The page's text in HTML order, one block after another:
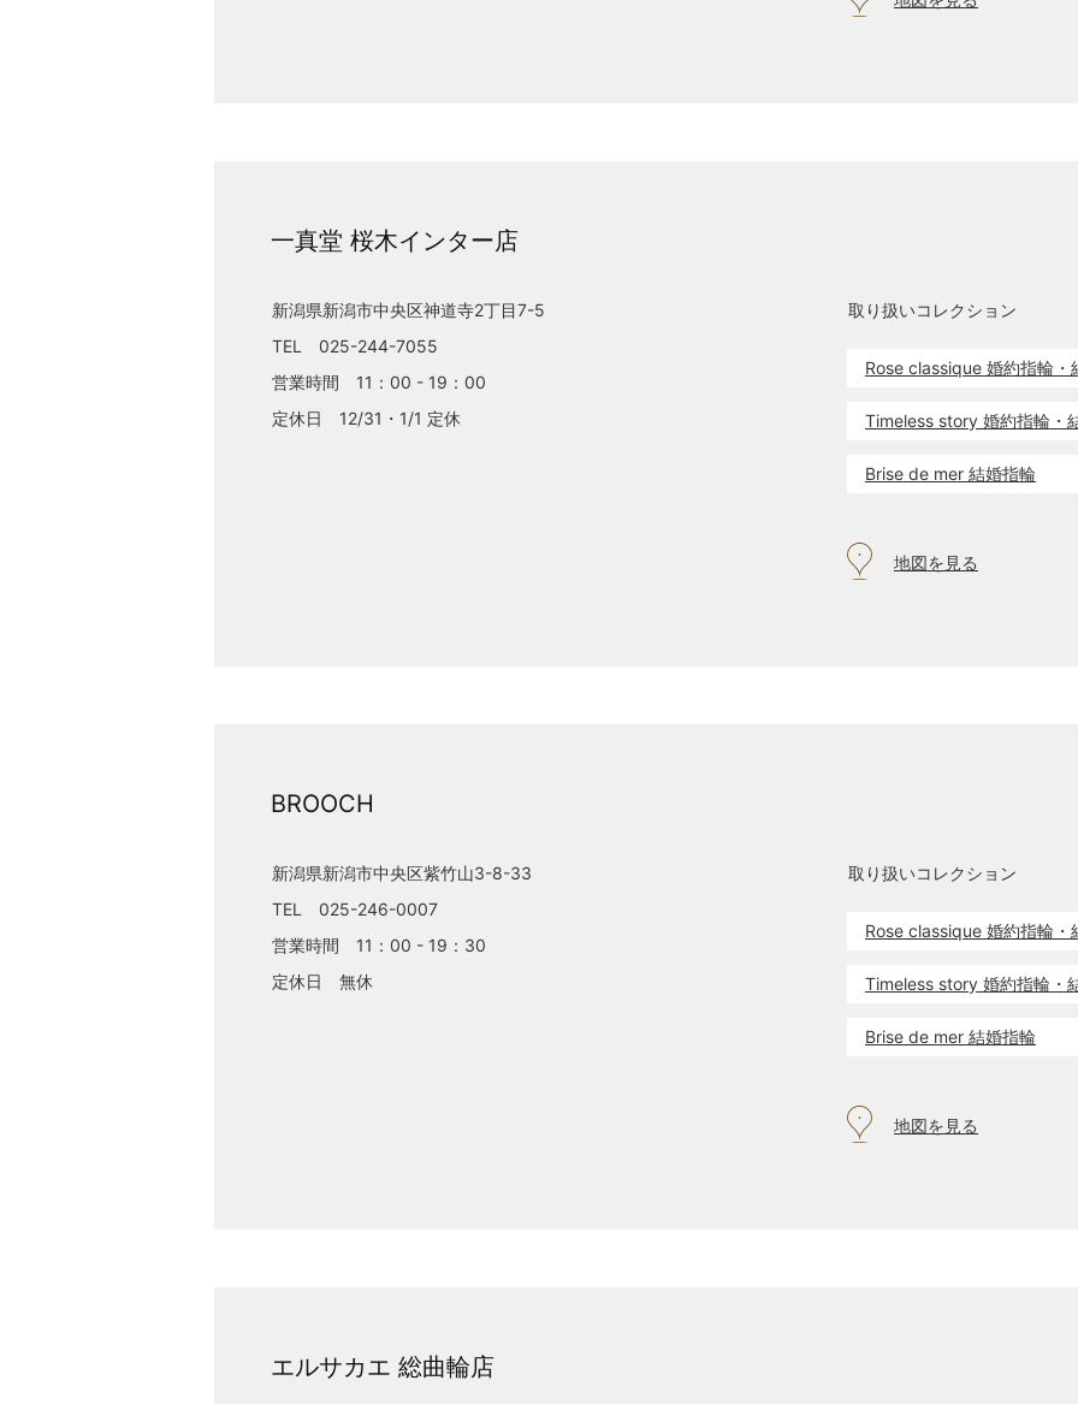
一真堂 桜木インター店
新潟県新潟市中央区神道寺2丁目7-5
TEL 025-244-7055
営業時間 11：00 - 19：00
定休日 12/31・1/1 定休
取り扱いコレクション
Rose classique 婚約指輪・
Timeless story 婚約指輪・
Brise de mer 結婚指輪
地図を見る
BROOCH
新潟県新潟市中央区紫竹山3-8-33
TEL 025-246-0007
営業時間 11：00 - 19：30
定休日 無休
取り扱いコレクション
Rose classique 婚約指輪・
Timeless story 婚約指輪・
Brise de mer 結婚指輪
地図を見る
エルサカエ 総曲輪店